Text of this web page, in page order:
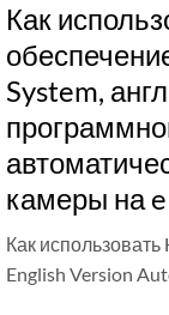
Как
System,
камеры на
Как использовать
English Version